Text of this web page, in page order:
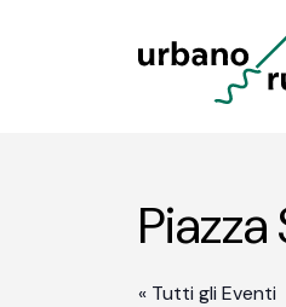
« Tutti gli Eventi